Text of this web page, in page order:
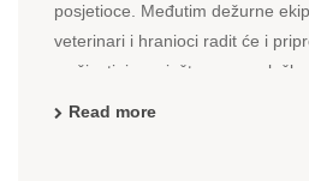
posjetioce. Međutim dežurne
veterinari i hranioci radit će i
za životinje smještene u
Read more